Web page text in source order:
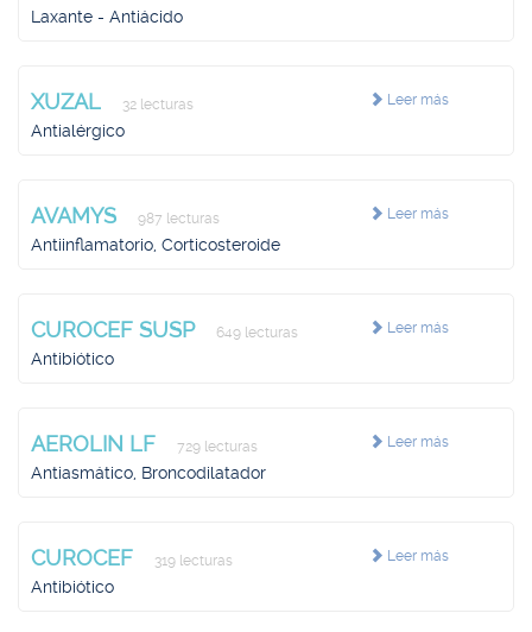
Laxante - Antiácido
Leer más
XUZAL 32 lecturas
Antialérgico
Leer más
AVAMYS 987 lecturas
Antiinflamatorio, Corticosteroide
Leer más
CUROCEF SUSP 649 lecturas
Antibiótico
Leer más
AEROLIN LF 729 lecturas
Antiasmático, Broncodilatador
Leer más
CUROCEF 319 lecturas
Antibiótico